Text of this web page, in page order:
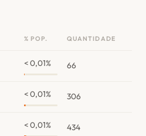
% POP. QUANTIDADE
< 0,01% 66
< 0,01% 306
< 0,01% 434